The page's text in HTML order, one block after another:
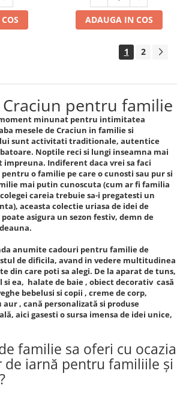
ADAUGA IN COS
1 2
pentru familie
minunat pentru intimitatea
mesele de Craciun in familie si
sunt activitati traditionale, autentice
Noptile reci si lungi inseamna mai
Indiferent daca vrei sa faci
o familie pe care o cunosti sau pur si
mai putin cunoscuta (cum ar fi familia
careia trebuie sa-i pregatesti un
aceasta colectie uriasa de idei de
asigura un sezon festiv, demn de
anumite cadouri pentru familie de
de dificila, avand in vedere multitudinea
din care poti sa alegi. De la aparat de tuns,
si ea, halate de baie , obiect decorativ casă
bebelusi si copii , creme de corp,
, cană personalizată si produse
aici gasesti o sursa imensa de idei unice,
familie sa oferi cu ocazia
iarnă pentru familiile și